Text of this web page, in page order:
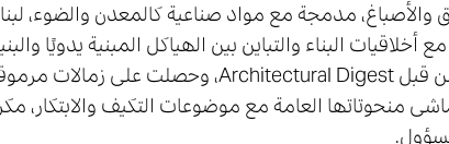
والأصباغ، مدمجة مع مواد صناعیة كالمعدن والضوء،
أخلاقیات البناء والتباین بین الھیاكل المبنیة یدویًا
منحوتاتھا العامة مع موضوعات التكیف والابتكار،